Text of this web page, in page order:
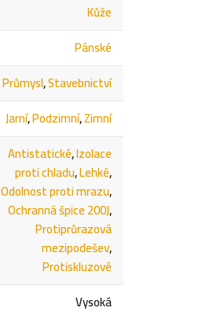
Kůže
Pánské
Průmysl,Stavebnictví
Jarní,Podzimní,Zimní
Antistatické,Izolace
proti chladu,Lehké,
Odolnost proti mrazu,
Ochranná špice 200J,
Protiprůrazová
mezipodešev,
Protiskluzové
Vysoká